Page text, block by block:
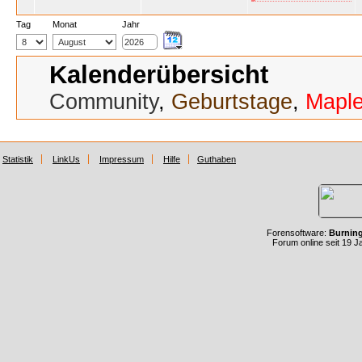
Tag Monat Jahr
Kalenderübersicht
Community, Geburtstage,
Statistik LinkUs Impressum Hilfe Guthaben
Forensoftware:
Forum online seit 19